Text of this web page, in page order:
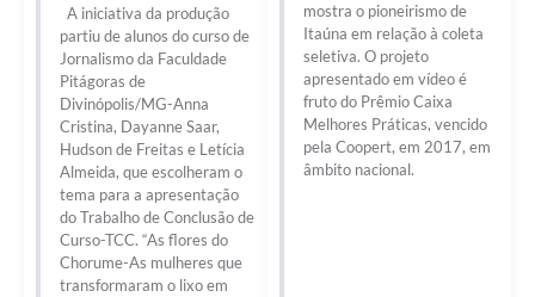
A iniciativa da produção
partiu de alunos do curso de
Jornalismo da Faculdade
Pitágoras de
Divinópolis/MG-Anna
Cristina, Dayanne Saar,
Hudson de Freitas e Letícia
Almeida, que escolheram o
tema para a apresentação
do Trabalho de Conclusão de
Curso-TCC. “As flores do
Chorume-As mulheres que
transformaram o lixo em
mostra o pioneirismo de
Itaúna em relação à coleta
seletiva. O projeto
apresentado em vídeo é
fruto do Prêmio Caixa
Melhores Práticas, vencido
pela Coopert, em 2017, em
âmbito nacional.